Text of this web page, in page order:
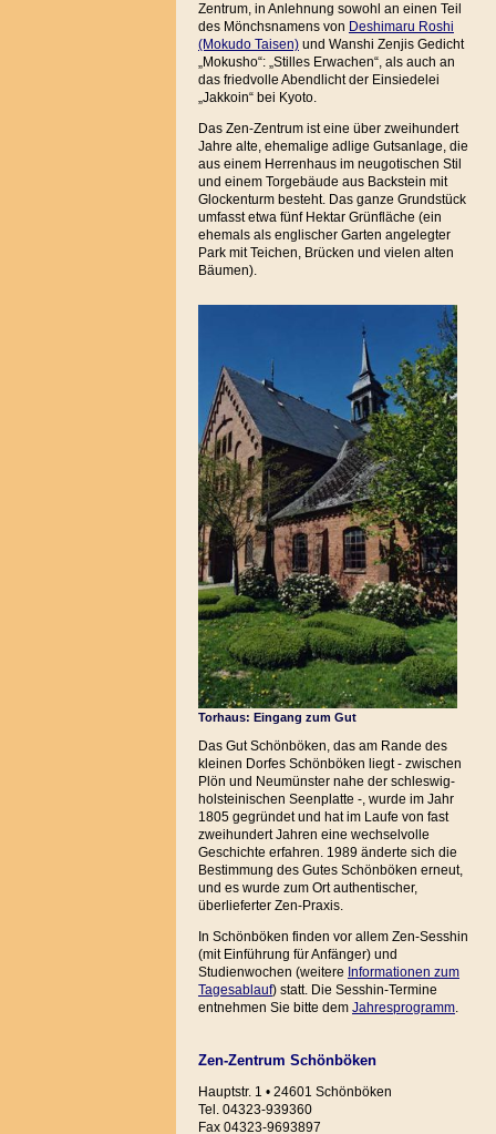
Zentrum, in Anlehnung sowohl an einen Teil
des Mönchsnamens von Deshimaru Roshi
(Mokudo Taisen)und Wanshi Zenjis Gedicht
„Mokusho“: „Stilles Erwachen“, als auch an
das friedvolle Abendlicht der Einsiedelei
„Jakkoin“ bei Kyoto.
Das Zen-Zentrum ist eine über zweihundert
Jahre alte, ehemalige adlige Gutsanlage, die
aus einem Herrenhaus im neugotischen Stil
und einem Torgebäude aus Backstein mit
Glockenturm besteht. Das ganze Grundstück
umfasst etwa fünf Hektar Grünfläche (ein
ehemals als englischer Garten angelegter
Park mit Teichen, Brücken und vielen alten
Bäumen).
Torhaus: Eingang zum Gut
Das Gut Schönböken, das am Rande des
kleinen Dorfes Schönböken liegt - zwischen
Plön und Neumünster nahe der schleswig-
holsteinischen Seenplatte -, wurde im Jahr
1805 gegründet und hat im Laufe von fast
zweihundert Jahren eine wechselvolle
Geschichte erfahren. 1989 änderte sich die
Bestimmung des Gutes Schönböken erneut,
und es wurde zum Ort authentischer,
überlieferter Zen-Praxis.
In Schönböken finden vor allem Zen-Sesshin
(mit Einführung für Anfänger) und
Studienwochen (weitere Informationen zum
Tagesablauf) statt. Die Sesshin-Termine
entnehmen Sie bitte dem Jahresprogramm.
Zen-Zentrum Schönböken
Hauptstr. 1 • 24601 Schönböken
Tel. 04323-939360
Fax 04323-9693897